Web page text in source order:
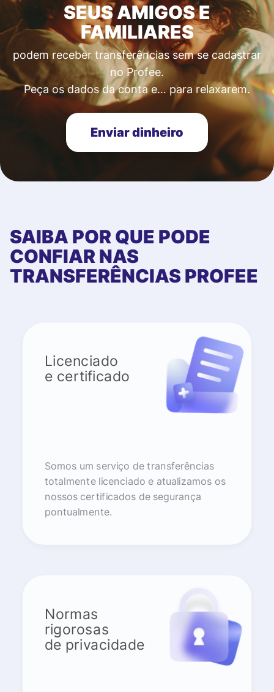
SEUS AMIGOS E
FAMILIARES
podem receber transferências sem se cadastrar
no Profee.
Peça os dados da conta e… para relaxarem.
Enviar dinheiro
SAIBA POR QUE PODE
CONFIAR NAS
TRANSFERÊNCIAS PROFEE
Licenciado
e certificado
Somos um serviço de transferências
totalmente licenciado e atualizamos os
nossos certificados de segurança
pontualmente.
Normas
rigorosas
de privacidade